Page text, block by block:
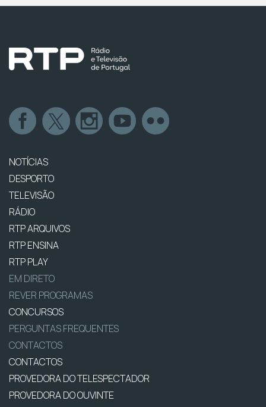
NOTÍCIAS
DESPORTO
TELEVISÃO
RÁDIO
RTP ARQUIVOS
RTP ENSINA
RTP PLAY
EM DIRETO
REVER PROGRAMAS
CONCURSOS
PERGUNTAS FREQUENTES
CONTACTOS
CONTACTOS
PROVEDORA DO TELESPECTADOR
PROVEDORA DO OUVINTE